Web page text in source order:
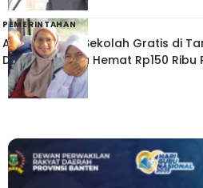
PEMERINTAHAN
Apresiasi Bus Sekolah Gratis di
Disabilitas Bisa Hemat Rp150 Ribu